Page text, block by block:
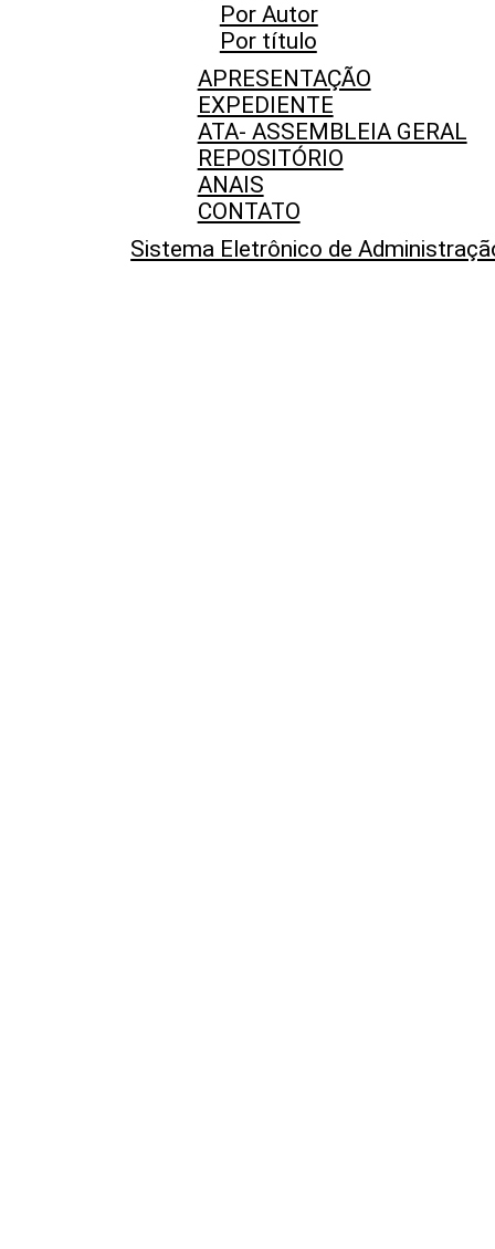
Por Autor
Por título
APRESENTAÇÃO
EXPEDIENTE
ATA- ASSEMBLEIA GERAL
REPOSITÓRIO
ANAIS
CONTATO
Sistema Eletrônico de